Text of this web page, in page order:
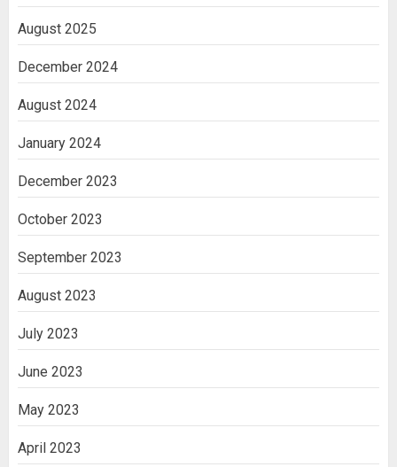
August 2025
December 2024
August 2024
January 2024
December 2023
October 2023
September 2023
August 2023
July 2023
June 2023
May 2023
April 2023